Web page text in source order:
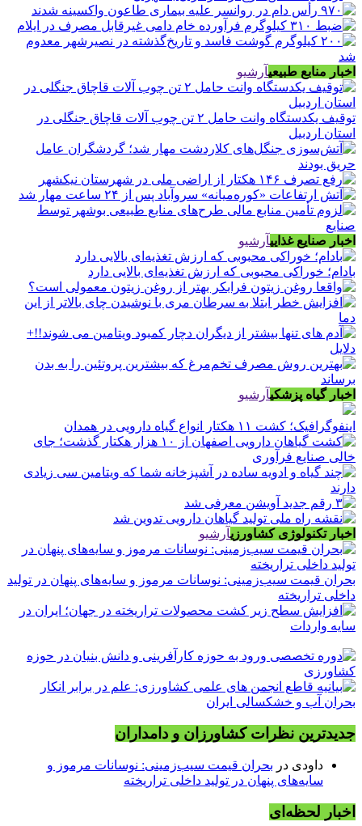
اخبار منابع طبیعیآرشیو
توقیف یکدستگاه وانت حامل ۲ تن چوب آلات قاچاق جنگلی در
استان اردبیل
اخبار صنایع غذاییآرشیو
بادام؛ خوراکی محبوبی که ارزش تغذیه‌ای بالایی دارد
اخبار گیاه پزشکیآرشیو
اینفوگرافیک؛ کشت ۱۱ هکتار انواع گیاه دارویی در همدان
اخبار تکنولوژی کشاورزیآرشیو
بحران قیمت سیب‌زمینی: نوسانات مرموز و سایه‌های پنهان در تولید
داخلی تراریخته
جدیدترین نظرات کشاورزان و دامداران
داودی در بحران قیمت سیب‌زمینی: نوسانات مرموز و
سایه‌های پنهان در تولید داخلی تراریخته
اخبار لحظه‌ای